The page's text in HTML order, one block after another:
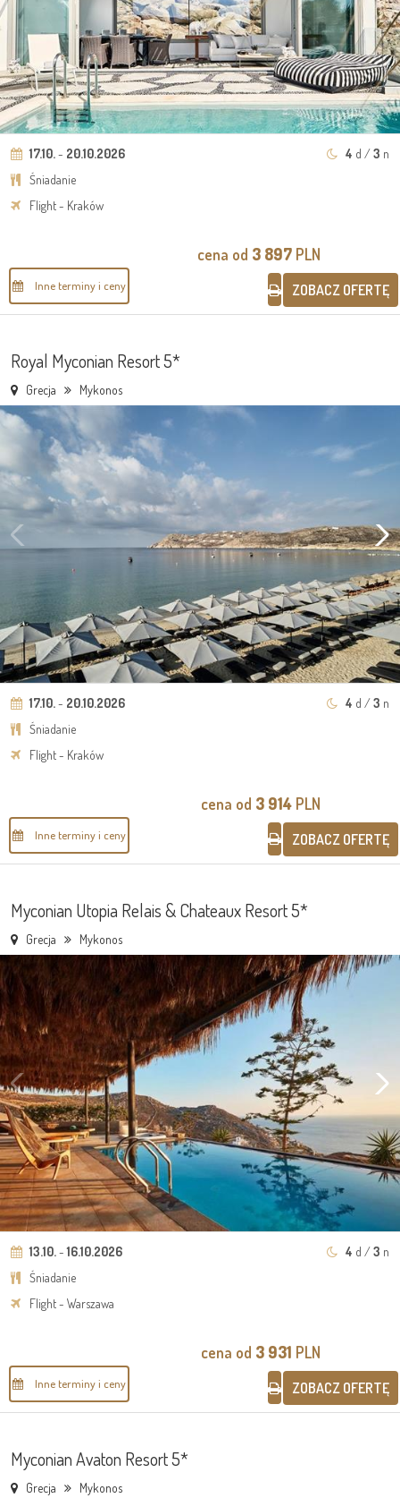
17.10.- 20.10.2026 4 d /3 n
Śniadanie
Flight - Kraków
Inne terminy i ceny
cena od 3 897 PLN
ZOBACZ OFERTĘ
Royal Myconian Resort 5*
Grecja Mykonos
17.10.- 20.10.2026 4 d /3 n
Śniadanie
Flight - Kraków
Inne terminy i ceny
cena od 3 914 PLN
ZOBACZ OFERTĘ
Myconian Utopia Relais & Chateaux Resort 5*
Grecja Mykonos
13.10.-16.10.2026 4 d /3 n
Śniadanie
Flight - Warszawa
Inne terminy i ceny
cena od 3 931 PLN
ZOBACZ OFERTĘ
Myconian Avaton Resort 5*
Grecja Mykonos